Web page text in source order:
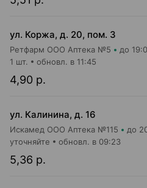
ул. Коржа, д. 20, пом. 3
Ретфарм ООО Аптека №5 до
4,90 р.
1 шт. обновл. в 11:45
ул. Калинина, д. 16
Искамед ООО Аптека №115 до
5,36 р.
уточняйте обновл. в 09:23